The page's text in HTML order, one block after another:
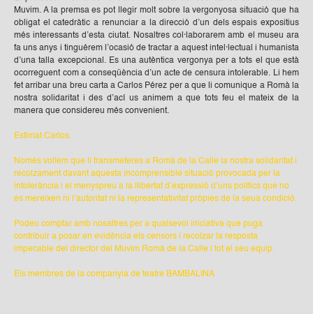
Muvim. A la premsa es pot llegir molt sobre la vergonyosa situació que ha
obligat el catedràtic a renunciar a la direcció d’un dels espais expositius
més interessants d’esta ciutat. Nosaltres col·laborarem amb el museu ara
fa uns anys i tinguérem l’ocasió de tractar a aquest intel·lectual i humanista
d’una talla excepcional. Es una autèntica vergonya per a tots el que està
ocorreguent com a conseqüència d’un acte de censura intolerable. Li hem
fet arribar una breu carta a Carlos Pérez per a que li comunique a Romà la
nostra solidaritat i des d’ací us animem a que tots feu el mateix de la
manera que considereu més convenient.
Estimat Carlos.
Només volíem que li transmeteres a Romà de la Calle la nostra solidaritat i
recolzament davant aquesta incomprensible situació provocada per la
intolerància i el menyspreu a la llibertat d’expressió d’uns polítics que no
es mereixen ni l’autoritat ni la representativitat pròpies de la seua condició.
Podeu comptar amb nosaltres per a qualsevol iniciativa que puga
contribuir a posar en evidència els censors i recolzar la resposta
impecable del director del Muvim Romà de la Calle i tot el seu equip.
Els membres de la companyia de teatre BAMBALINA